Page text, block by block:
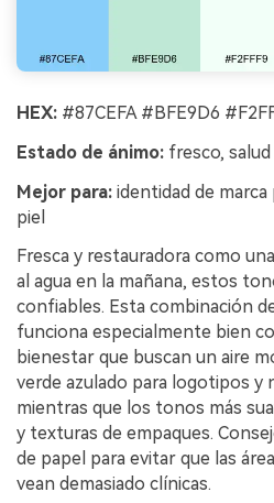
HEX: #87CEFA #BFE9D6
Estado de ánimo: fresco,
Mejor para: identidad de marca
piel
Fresca y restauradora como
al agua en la mañana, estos
confiables. Esta combinación
funciona especialmente bien
bienestar que buscan un aire
verde azulado para logotipos y
mientras que los tonos más
y texturas de empaques.
de papel para evitar que las
vean demasiado clínicas.